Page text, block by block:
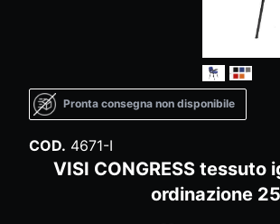
Pronta consegna non disponibile
COD. 4671-I
VISI CONGRESS tessuto
ordinazione